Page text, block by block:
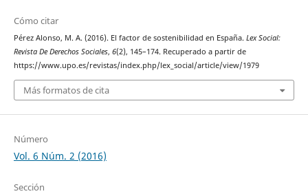
Cómo citar
Pérez Alonso, M. A. (2016). El factor de sostenibilidad en España. Lex Social:
Revista De Derechos Sociales, 6(2), 145–174. Recuperado a partir de
https://www.upo.es/revistas/index.php/lex_social/article/view/1979
Más formatos de cita
Número
Vol. 6 Núm. 2 (2016)
Sección